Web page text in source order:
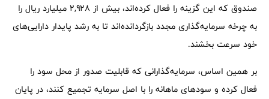
صندوق که این گزینه را فعال کرده‌اند، بیش از ۲,۹۲۸ میلیارد ریال را
به چرخه سرمایه‌گذاری مجدد بازگردانده‌اند تا به رشد پایدار دارایی‌های
خود سرعت بخشند.
بر همین اساس، سرمایه‌گذارانی که قابلیت صدور از محل سود را
فعال کرده و سودهای ماهانه را با اصل سرمایه تجمیع کنند، در پایان